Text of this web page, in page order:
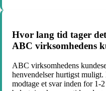
Hvor lang tid tager
ABC virksomhedens
ABC virksomhedens
henvendelser hurtigst
modtage et svar inden for 1-